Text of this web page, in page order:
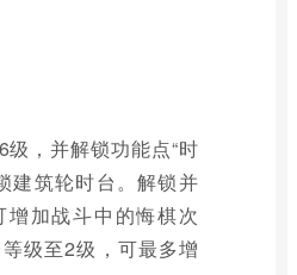
级，并解锁功能点“时
建筑轮时台。解锁并
增加战斗中的悔棋次
级至2级，可最多增